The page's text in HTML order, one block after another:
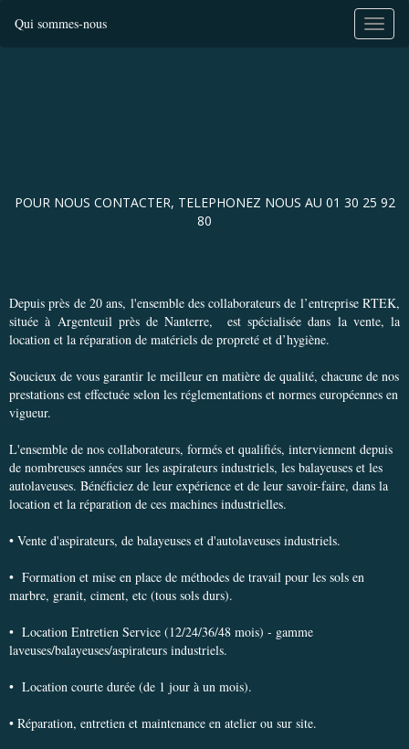
Qui sommes-nous
POUR NOUS CONTACTER, TELEPHONEZ NOUS AU 01 30 25 92
80
Depuis près de 20 ans, l'ensemble des collaborateurs de l’entreprise RTEK,
située à Argenteuil près de Nanterre, est spécialisée dans la vente, la
location et la réparation de matériels de propreté et d’hygiène.
Soucieux de vous garantir le meilleur en matière de qualité, chacune de nos
prestations est effectuée selon les réglementations et normes européennes en
vigueur.
L'ensemble de nos collaborateurs, formés et qualifiés, interviennent depuis
de nombreuses années sur les aspirateurs industriels, les balayeuses et les
autolaveuses. Bénéficiez de leur expérience et de leur savoir-faire, dans la
location et la réparation de ces machines industrielles.
• Vente d'aspirateurs, de balayeuses et d'autolaveuses industriels.
• Formation et mise en place de méthodes de travail pour les sols en
marbre, granit, ciment, etc (tous sols durs).
• Location Entretien Service (12/24/36/48 mois) - gamme
laveuses/balayeuses/aspirateurs industriels.
• Location courte durée (de 1 jour à un mois).
• Réparation, entretien et maintenance en atelier ou sur site.